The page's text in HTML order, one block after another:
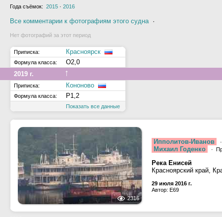
Года съёмок: 2015 · 2016
Все комментарии к фотографиям этого судна·
Нет фотографий за этот период
Приписка: Красноярск
Формула класса:
О2,0
2019 г.
↑
Приписка: Кононово
Формула класса: Р1,2
Показать все данные
2316
Ипполитов-Иванов
Михаил Годенко ·
Река Енисей
Красноярский край,
29 июля 2016 г.
Автор: E69